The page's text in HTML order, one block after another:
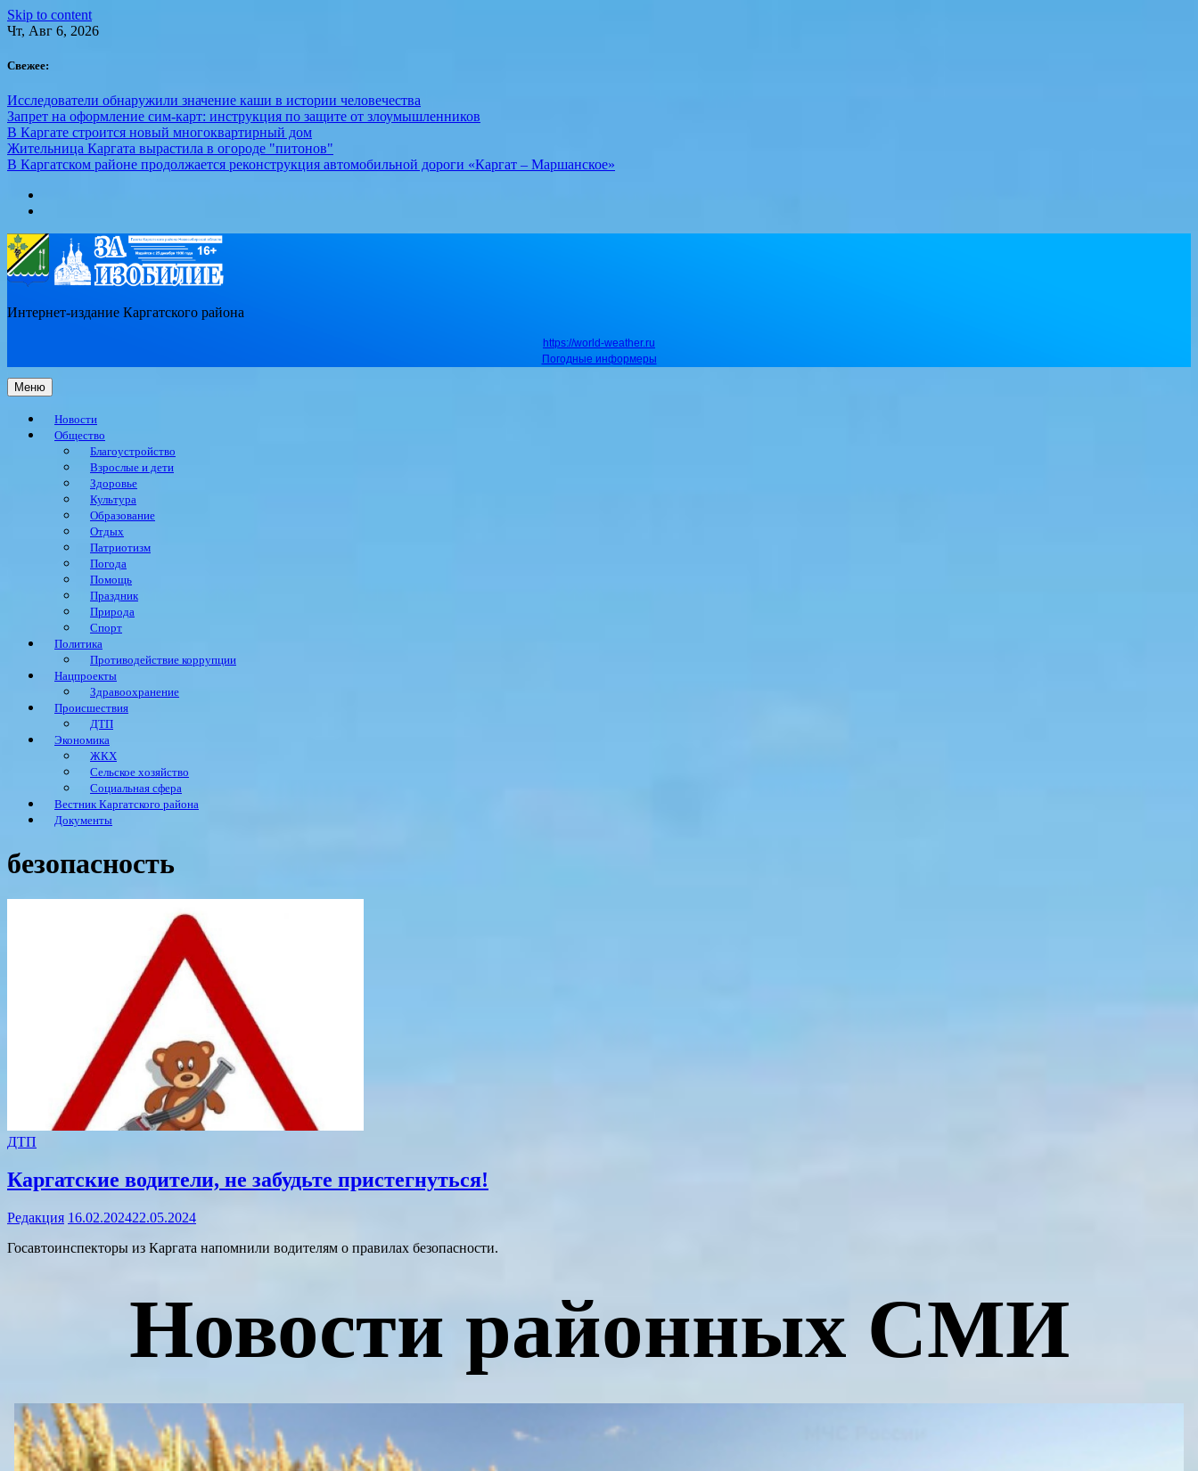
Skip to content
Чт, Авг 6, 2026
Свежее:
Исследователи обнаружили значение каши в истории человечества
Запрет на оформление сим-карт: инструкция по защите от злоумышленников
В Каргате строится новый многоквартирный дом
Жительница Каргата вырастила в огороде "питонов"
В Каргатском районе продолжается реконструкция автомобильной дороги «Каргат – Маршанское»
Интернет-издание Каргатского района
https://world-weather.ru
Погодные информеры
Меню
Новости
Общество
Благоустройство
Взрослые и дети
Здоровье
Культура
Образование
Отдых
Патриотизм
Погода
Помощь
Праздник
Природа
Спорт
Политика
Противодействие коррупции
Нацпроекты
Здравоохранение
Происшествия
ДТП
Экономика
ЖКХ
Сельское хозяйство
Социальная сфера
Вестник Каргатского района
Документы
безопасность
ДТП
Каргатские водители, не забудьте пристегнуться!
Редакция 16.02.202422.05.2024
Госавтоинспекторы из Каргата напомнили водителям о правилах безопасности.